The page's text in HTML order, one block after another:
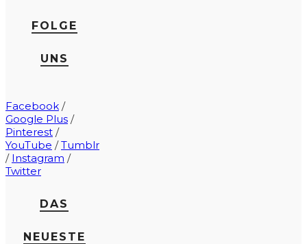
FOLGE
UNS
Facebook /
Google Plus /
Pinterest /
YouTube /Tumblr
/ Instagram /
Twitter
DAS
NEUESTE